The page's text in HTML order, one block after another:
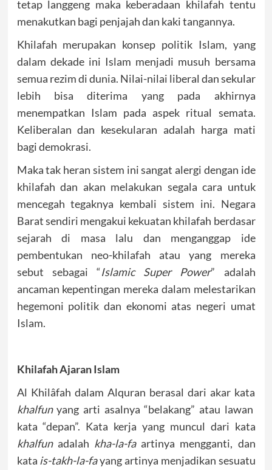
tetap langgeng maka keberadaan khilafah tentu
menakutkan bagi penjajah dan kaki tangannya.
Khilafah merupakan konsep politik Islam, yang
dalam dekade ini Islam menjadi musuh bersama
semua rezim di dunia. Nilai-nilai liberal dan sekular
lebih bisa diterima yang pada akhirnya
menempatkan Islam pada aspek ritual semata.
Keliberalan dan kesekularan adalah harga mati
bagi demokrasi.
Maka tak heran sistem ini sangat alergi dengan ide
khilafah dan akan melakukan segala cara untuk
mencegah tegaknya kembali sistem ini. Negara
Barat sendiri mengakui kekuatan khilafah berdasar
sejarah di masa lalu dan menganggap ide
pembentukan neo-khilafah atau yang mereka
sebut sebagai “Islamic Super Power” adalah
ancaman kepentingan mereka dalam melestarikan
hegemoni politik dan ekonomi atas negeri umat
Islam.
Khilafah Ajaran Islam
Al Khilâfah dalam Alquran berasal dari akar kata
khalfunyang arti asalnya “belakang” atau lawan
kata “depan”. Kata kerja yang muncul dari kata
khalfunadalah kha-la-faartinya mengganti, dan
kata is-takh-la-fayang artinya menjadikan sesuatu